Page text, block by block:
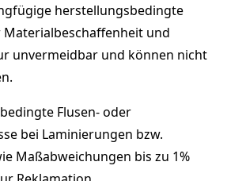
herstellungsbedingte
und
unvermeidbar und können nicht
Flusen- oder
bei Laminierungen bzw.
Maßabweichungen bis zu 1%